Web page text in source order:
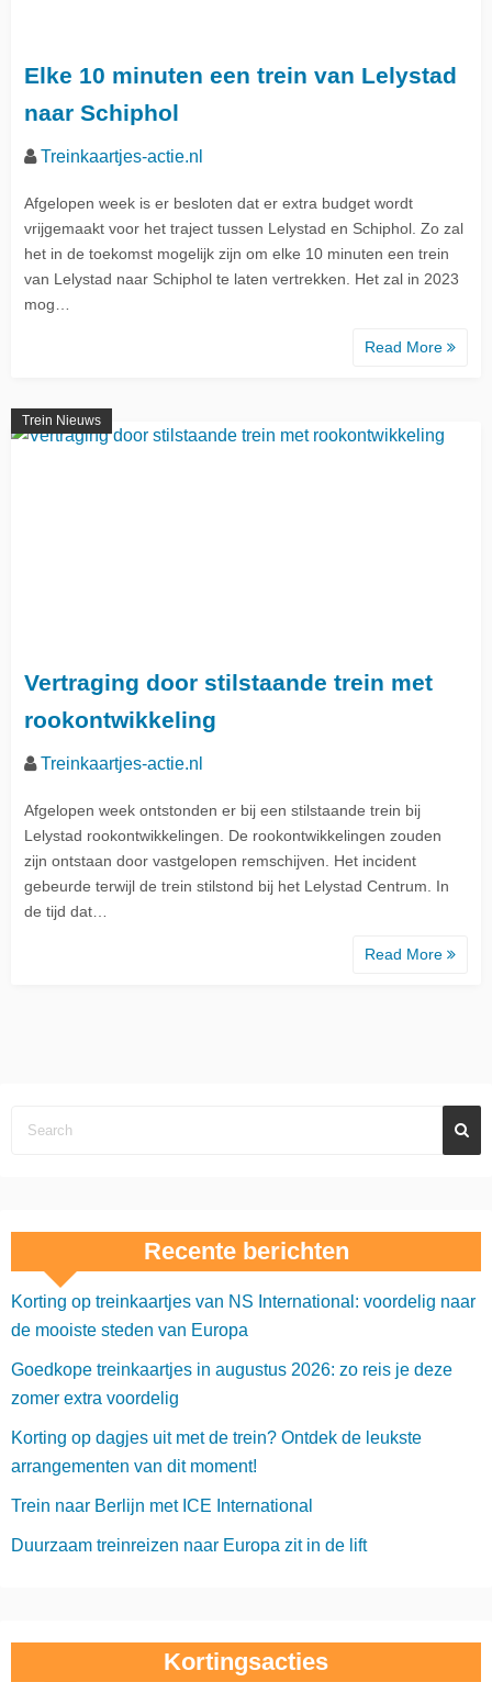
Elke 10 minuten een trein van Lelystad
naar Schiphol
Treinkaartjes-actie.nl
Afgelopen week is er besloten dat er extra budget wordt
vrijgemaakt voor het traject tussen Lelystad en Schiphol. Zo zal
het in de toekomst mogelijk zijn om elke 10 minuten een trein
van Lelystad naar Schiphol te laten vertrekken. Het zal in 2023
mog…
Read More
Trein Nieuws
Vertraging door stilstaande trein met
rookontwikkeling
Treinkaartjes-actie.nl
Afgelopen week ontstonden er bij een stilstaande trein bij
Lelystad rookontwikkelingen. De rookontwikkelingen zouden
zijn ontstaan door vastgelopen remschijven. Het incident
gebeurde terwijl de trein stilstond bij het Lelystad Centrum. In
de tijd dat…
Read More
Recente berichten
Korting op treinkaartjes van NS International: voordelig naar
de mooiste steden van Europa
Goedkope treinkaartjes in augustus 2026: zo reis je deze
zomer extra voordelig
Korting op dagjes uit met de trein? Ontdek de leukste
arrangementen van dit moment!
Trein naar Berlijn met ICE International
Duurzaam treinreizen naar Europa zit in de lift
Kortingsacties